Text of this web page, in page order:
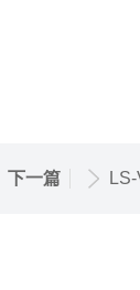
下一篇